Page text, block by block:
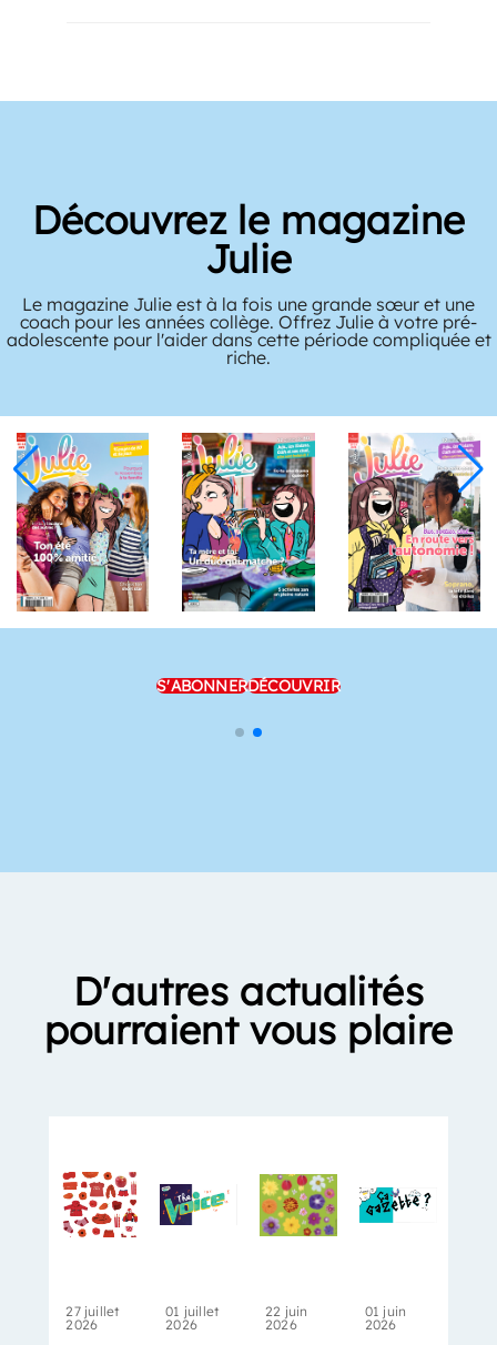
Découvrez le magazine
Julie
Le magazine Julie est à la fois une grande sœur et une
coach pour les années collège. Offrez Julie à votre pré-
adolescente pour l'aider dans cette période compliquée et
riche.
S'ABONNERDÉCOUVRIR
D'autres actualités
pourraient vous plaire
27 juillet
2026
01 juillet
2026
22 juin
2026
01 juin
2026